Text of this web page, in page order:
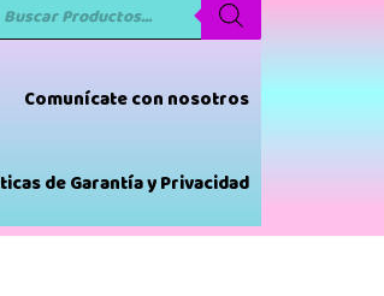
Comunícate con nosotros
de Garantía y Privacidad